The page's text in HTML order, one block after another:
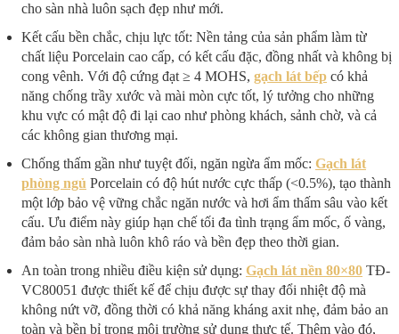
cho sàn nhà luôn sạch đẹp như mới.
Kết cấu bền chắc, chịu lực tốt: Nền tảng của sản phẩm làm từ
chất liệu Porcelain cao cấp, có kết cấu đặc, đồng nhất và không bị
cong vênh. Với độ cứng đạt ≥ 4 MOHS, gạch lát bếp có khả
năng chống trầy xước và mài mòn cực tốt, lý tưởng cho những
khu vực có mật độ đi lại cao như phòng khách, sảnh chờ, và cả
các không gian thương mại.
Chống thấm gần như tuyệt đối, ngăn ngừa ẩm mốc: Gạch lát
phòng ngủ Porcelain có độ hút nước cực thấp (<0.5%), tạo thành
một lớp bảo vệ vững chắc ngăn nước và hơi ẩm thấm sâu vào kết
cấu. Ưu điểm này giúp hạn chế tối đa tình trạng ẩm mốc, ố vàng,
đảm bảo sàn nhà luôn khô ráo và bền đẹp theo thời gian.
An toàn trong nhiều điều kiện sử dụng: Gạch lát nền 80×80 TĐ-
VC80051 được thiết kế để chịu được sự thay đổi nhiệt độ mà
không nứt vỡ, đồng thời có khả năng kháng axit nhẹ, đảm bảo an
toàn và bền bỉ trong môi trường sử dụng thực tế. Thêm vào đó,